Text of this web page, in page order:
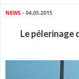
NEWS - 04.05.2015
Le pélerinage